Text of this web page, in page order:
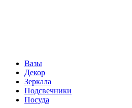
Вазы
Декор
Зеркала
Подсвечники
Посуда